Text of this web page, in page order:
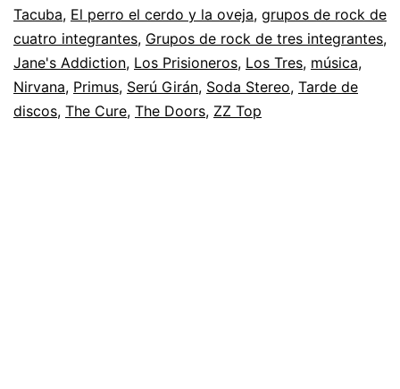
Tacuba, El perro el cerdo y la oveja, grupos de rock de
cuatro integrantes, Grupos de rock de tres integrantes,
Jane's Addiction, Los Prisioneros, Los Tres, música,
Nirvana, Primus, Serú Girán, Soda Stereo, Tarde de
discos, The Cure, The Doors, ZZ Top